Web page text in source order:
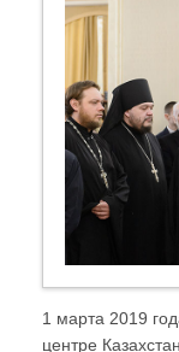
1 марта 2019
центре